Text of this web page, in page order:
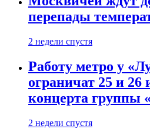
перепады
2 недели спустя
Работу метро у
ограничат 25 и 26
концерта группы
2 недели спустя